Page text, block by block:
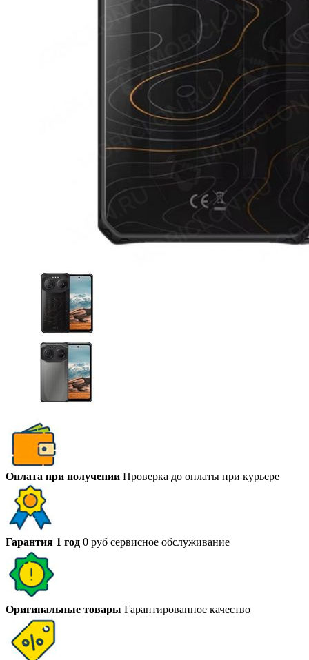
Оплата при получении Проверка до оплаты при курьере
Гарантия 1 год 0 руб сервисное обслуживание
Оригинальные товары Гарантированное качество